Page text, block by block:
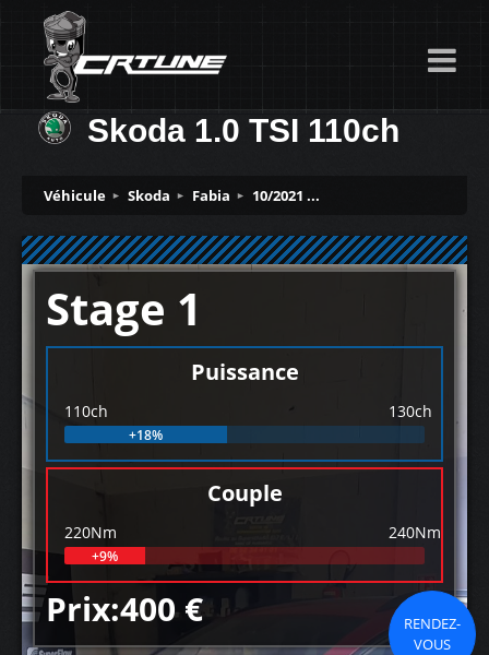
Skoda 1.0 TSI 110ch
Véhicule Skoda Fabia 10/2021 ...
Stage 1
Puissance
110ch 130ch
+18%
Couple
220Nm 240Nm
+9%
Prix:400 €
RENDEZ-
VOUS